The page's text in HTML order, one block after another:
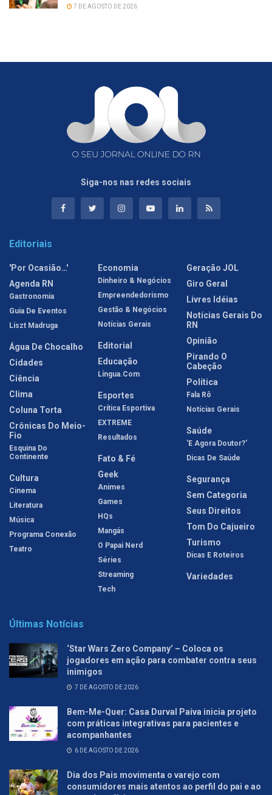
7 DE AGOSTO DE 2026
Siga-nos nas redes sociais
Editoriais
'Por Ocasião…'
Agenda RN
Gastronomia
Guia De Eventos
Liszt Madruga
Água De Chocalho
Cidades
Ciência
Clima
Coluna Torta
Crônicas Do Meio-
Fio
Esquina Do
Continente
Cultura
Cinema
Literatura
Música
Programa Conexão
Teatro
Economia
Dinheiro & Negócios
Empreendedorismo
Gestão & Negócios
Notícias Gerais
Editorial
Educação
Língua.com
Esportes
Crítica Esportiva
EXTREME
Resultados
Fato & Fé
Geek
Animes
Games
HQs
Mangás
O Papai Nerd
Séries
Streaming
Tech
Geração JOL
Giro Geral
Livres Idéias
Notícias Gerais Do
RN
Opinião
Pirando O
Cabeção
Política
Fala Rô
Notícias Gerais
Saúde
'E Agora Doutor?'
Dicas De Saúde
Segurança
Sem Categoria
Seus Direitos
Tom Do Cajueiro
Turismo
Dicas E Roteiros
Variedades
Últimas Notícias
‘Star Wars Zero Company’ – Coloca os
jogadores em ação para combater contra seus
inimigos
7 DE AGOSTO DE 2026
Bem-Me-Quer: Casa Durval Paiva inicia projeto
com práticas integrativas para pacientes e
acompanhantes
6 DE AGOSTO DE 2026
Dia dos Pais movimenta o varejo com
consumidores mais atentos ao perfil do pai e ao